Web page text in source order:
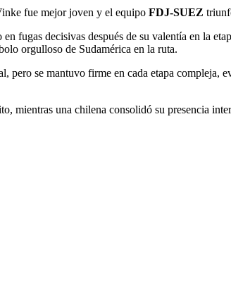
fue mejor joven y el equipo FDJ‑SUEZ
fugas decisivas después de su valentía en la
orgulloso de Sudamérica en la ruta.
pero se mantuvo firme en cada etapa compleja,
mientras una chilena consolidó su presencia